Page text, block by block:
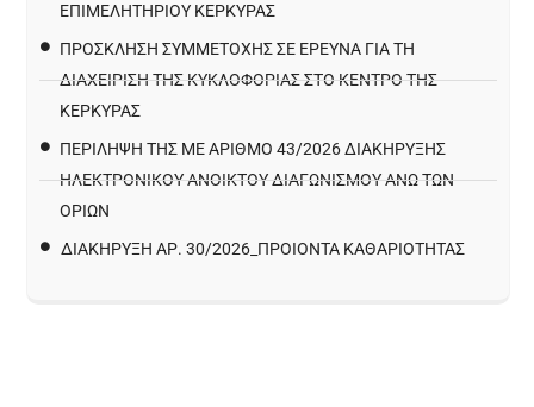
ΕΠΙΜΕΛΗΤΗΡΙΟΥ ΚΕΡΚΥΡΑΣ
ΠΡΌΣΚΛΗΣΗ ΣΥΜΜΕΤΟΧΉΣ ΣΕ ΈΡΕΥΝΑ ΓΙΑ ΤΗ
ΔΙΑΧΕΊΡΙΣΗ ΤΗΣ ΚΥΚΛΟΦΟΡΊΑΣ ΣΤΟ ΚΈΝΤΡΟ ΤΗΣ
ΚΈΡΚΥΡΑΣ
ΠΕΡΙΛΗΨΗ ΤΗΣ ΜΕ ΑΡΙΘΜΟ 43/2026 ΔΙΑΚΗΡΥΞΗΣ
ΗΛΕΚΤΡΟΝΙΚΟΥ ΑΝΟΙΚΤΟΥ ΔΙΑΓΩΝΙΣΜΟΥ ΑΝΩ ΤΩΝ
ΟΡΙΩΝ
ΔΙΑΚΉΡΥΞΗ ΑΡ. 30/2026_ΠΡΟΙΌΝΤΑ ΚΑΘΑΡΙΌΤΗΤΑΣ